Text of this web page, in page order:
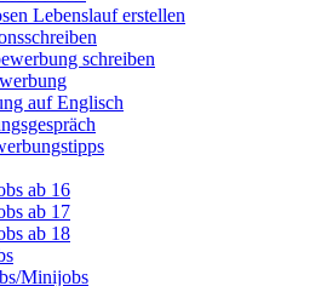
Lebenslauf erstellen
schreiben
auf Englisch
ab 16
ab 17
ab 18
Minijobs